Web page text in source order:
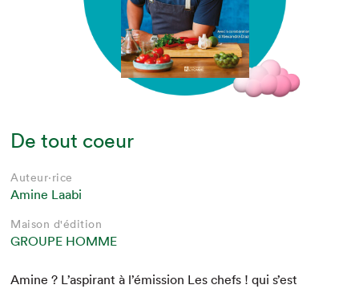
De tout coeur
Auteur·rice
Amine Laabi
Maison d'édition
GROUPE HOMME
Amine ? L’aspirant à l’émission Les chefs ! qui s’est